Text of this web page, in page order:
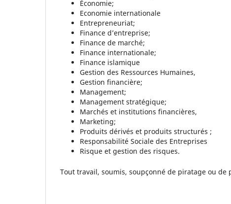
Économie;
Economie internationale
Entrepreneuriat;
Finance d’entreprise;
Finance de marché;
Finance internationale;
Finance islamique
Gestion des Ressources Humaines,
Gestion financière;
Management;
Management stratégique;
Marchés et institutions financières,
Marketing;
Produits dérivés et produits structurés ;
Responsabilité Sociale des Entreprises
Risque et gestion des risques.
Tout travail, soumis, soupçonné de piratage ou